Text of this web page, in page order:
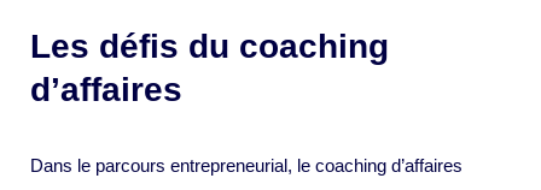
Les défis du coaching
d’affaires
Dans le parcours entrepreneurial, le coaching d’affaires